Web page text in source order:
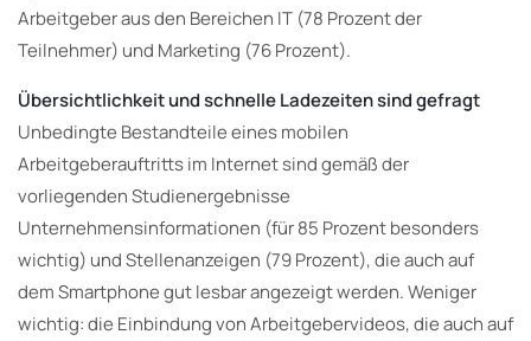
Arbeitgeber aus den Bereichen IT (78 Prozent der
Teilnehmer) und Marketing (76 Prozent).
Übersichtlichkeit und schnelle Ladezeiten sind gefragt
Unbedingte Bestandteile eines mobilen
Arbeitgeberauftritts im Internet sind gemäß der
vorliegenden Studienergebnisse
Unternehmensinformationen (für 85 Prozent besonders
wichtig) und Stellenanzeigen (79 Prozent), die auch auf
dem Smartphone gut lesbar angezeigt werden. Weniger
wichtig: die Einbindung von Arbeitgebervideos, die auch auf